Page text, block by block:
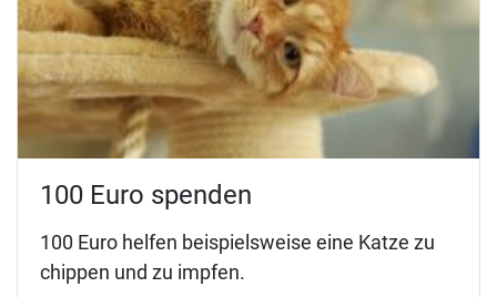
100 Euro spenden
100 Euro helfen beispielsweise eine Katze zu
chippen und zu impfen.